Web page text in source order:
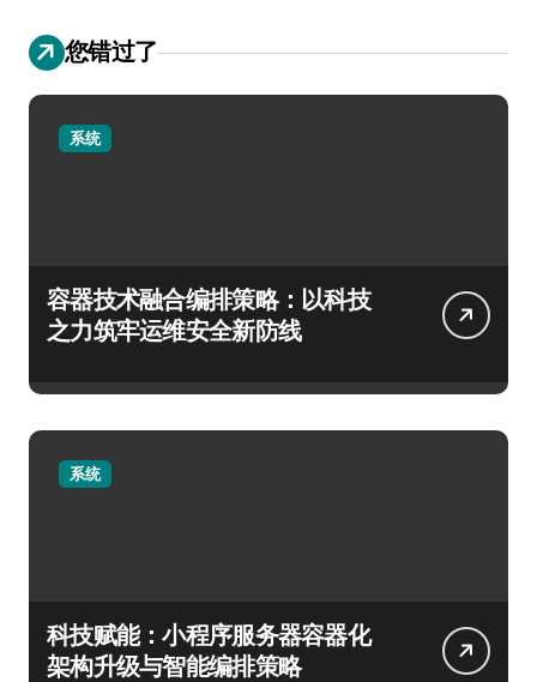
您错过了
系统
容器技术融合编排策略：以科技
之力筑牢运维安全新防线
系统
科技赋能：小程序服务器容器化
架构升级与智能编排策略